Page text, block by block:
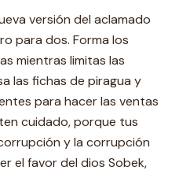
versión del aclamado
para dos. Forma los
mientras limitas las
las fichas de piragua y
para hacer las ventas
cuidado, porque tus
y la corrupción
el favor del dios Sobek,